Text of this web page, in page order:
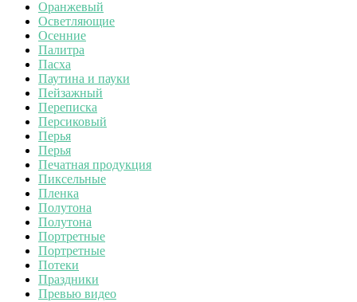
Оранжевый
Осветляющие
Осенние
Палитра
Пасха
Паутина и пауки
Пейзажный
Переписка
Персиковый
Перья
Перья
Печатная продукция
Пиксельные
Пленка
Полутона
Полутона
Портретные
Портретные
Потеки
Праздники
Превью видео